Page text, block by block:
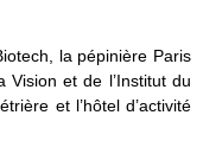
la pépinière Paris
Vision et de l’Institut du
et l’hôtel d’activité